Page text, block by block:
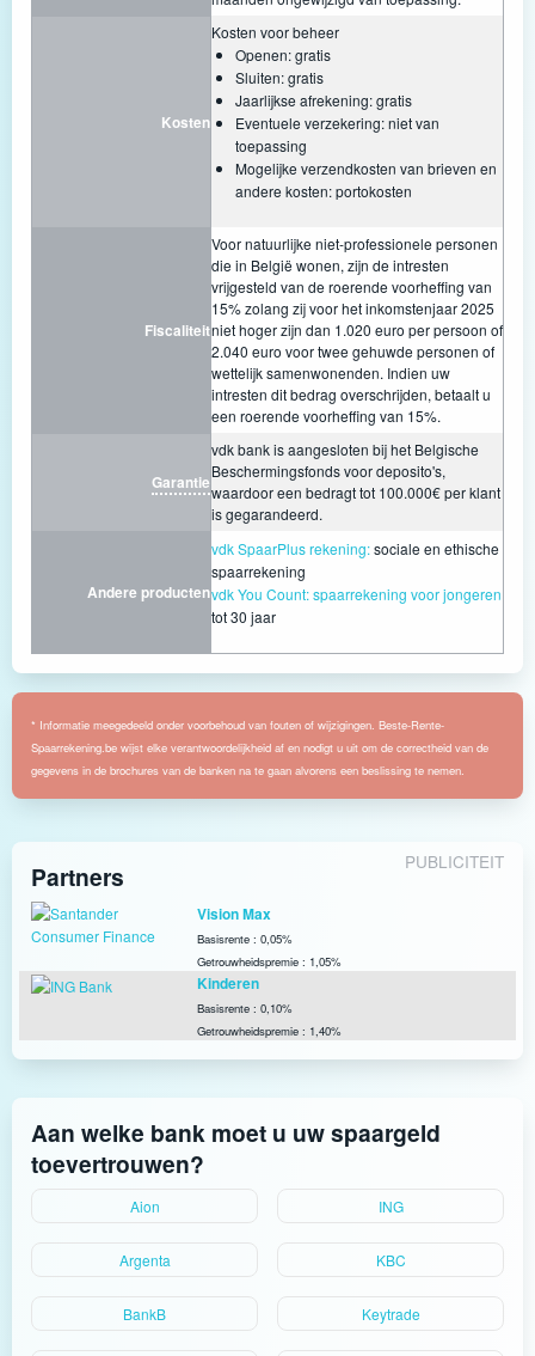
Kosten
Kosten voor beheer
Openen: gratis
Sluiten: gratis
Jaarlijkse afrekening: gratis
Eventuele verzekering: niet van
toepassing
Mogelijke verzendkosten van brieven en
andere kosten: portokosten
Fiscaliteit
Voor natuurlijke niet-professionele personen
die in België wonen, zijn de intresten
vrijgesteld van de roerende voorheffing van
15% zolang zij voor het inkomstenjaar 2025
niet hoger zijn dan 1.020 euro per persoon of
2.040 euro voor twee gehuwde personen of
wettelijk samenwonenden. Indien uw
intresten dit bedrag overschrijden, betaalt u
een roerende voorheffing van 15%.
Garantie
vdk bank is aangesloten bij het Belgische
Beschermingsfonds voor deposito's,
waardoor een bedragt tot 100.000€ per klant
is gegarandeerd.
Andere producten
vdk SpaarPlus rekening:sociale en ethische
spaarrekening
vdk You Count: spaarrekening voor jongeren
tot 30 jaar
* Informatie meegedeeld onder voorbehoud van fouten of wijzigingen. Beste-Rente-
Spaarrekening.be wijst elke verantwoordelijkheid af en nodigt u uit om de correctheid van de
gegevens in de brochures van de banken na te gaan alvorens een beslissing te nemen.
Partners PUBLICITEIT
Vision Max
Basisrente : 0,05%
Getrouwheidspremie : 1,05%
Kinderen
Basisrente : 0,10%
Getrouwheidspremie : 1,40%
Aan welke bank moet u uw spaargeld
toevertrouwen?
Aion
Argenta
BankB
ING
KBC
Keytrade